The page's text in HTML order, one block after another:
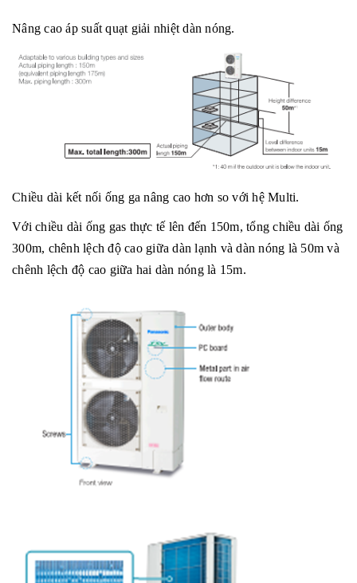
Nâng cao áp suất quạt giải nhiệt dàn nóng.
Chiều dài kết nối ống ga nâng cao hơn so với hệ Multi.
Với chiều dài ống gas thực tế lên đến 150m, tổng chiều dài ống
300m, chênh lệch độ cao giữa dàn lạnh và dàn nóng là 50m và
chênh lệch độ cao giữa hai dàn nóng là 15m.